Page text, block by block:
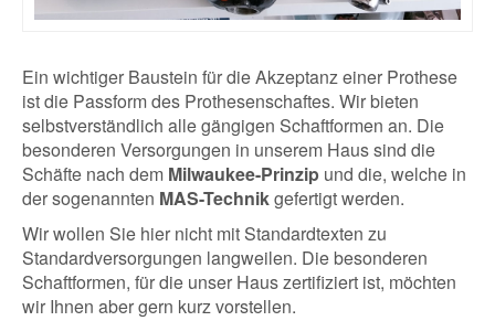
Ein wichtiger Baustein für die Akzeptanz einer Prothese
ist die Passform des Prothesenschaftes. Wir bieten
selbstverständlich alle gängigen Schaftformen an. Die
besonderen Versorgungen in unserem Haus sind die
Schäfte nach dem Milwaukee-Prinzip und die, welche in
der sogenannten MAS-Technikgefertigt werden.
Wir wollen Sie hier nicht mit Standardtexten zu
Standardversorgungen langweilen. Die besonderen
Schaftformen, für die unser Haus zertifiziert ist, möchten
wir Ihnen aber gern kurz vorstellen.